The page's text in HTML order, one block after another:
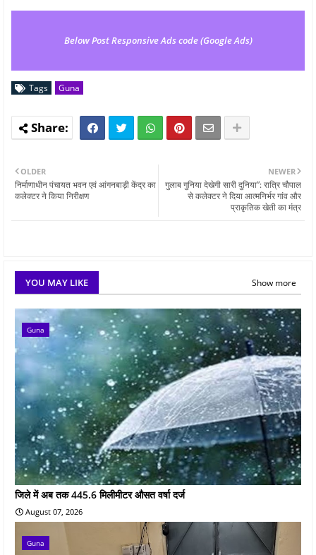
Below Post Responsive Ads code (Google Ads)
Tags Guna
NEWER
गुलाब गुनिया देखेगी सारी दुनिया”: रात्रि चौपाल
से कलेक्टर ने दिया आत्मनिर्भर गांव और
प्राकृतिक खेती का मंत्र
OLDER
निर्माणाधीन पंचायत भवन एवं आंगनबाड़ी केंद्र का
कलेक्टर ने किया निरीक्षण
YOU MAY LIKE Show more
Guna
जिले में अब तक 445.6 मिलीमीटर औसत वर्षा दर्ज
August 07, 2026
Guna